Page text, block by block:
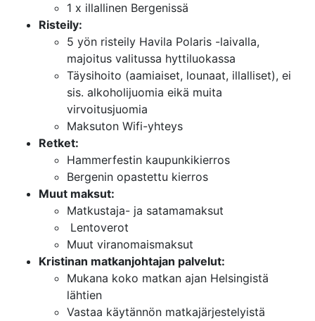
1 x illallinen Bergenissä
Risteily:
5 yön risteily Havila Polaris -laivalla,
majoitus valitussa hyttiluokassa
Täysihoito (aamiaiset, lounaat, illalliset), ei
sis. alkoholijuomia eikä muita
virvoitusjuomia
Maksuton Wifi-yhteys
Retket:
Hammerfestin kaupunkikierros
Bergenin opastettu kierros
Muut maksut:
Matkustaja- ja satamamaksut
Lentoverot
Muut viranomaismaksut
Kristinan matkanjohtajan palvelut:
Mukana koko matkan ajan Helsingistä
lähtien
Vastaa käytännön matkajärjestelyistä